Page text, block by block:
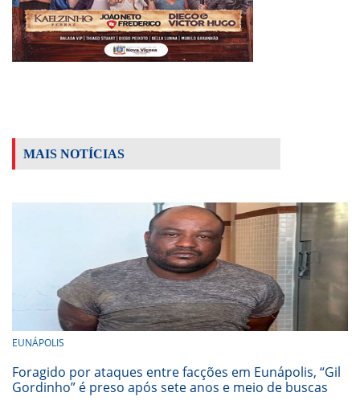
MAIS NOTÍCIAS
EUNÁPOLIS
Foragido por ataques entre facções em Eunápolis, “Gil
Gordinho” é preso após sete anos e meio de buscas